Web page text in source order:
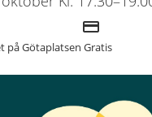
på Götaplatsen
Kostnad
Gratis